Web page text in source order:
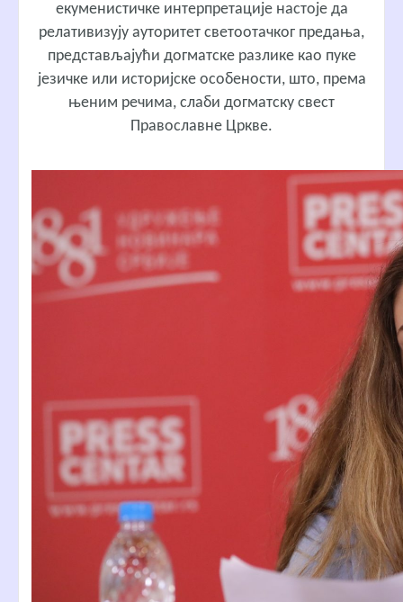
екуменистичке интерпретације настоје да
релативизују ауторитет светоотачког предања,
представљајући догматске разлике као пуке
језичке или историјске особености, што, према
њеним речима, слаби догматску свест
Православне Цркве.